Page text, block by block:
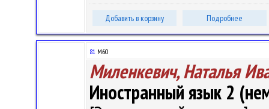
Добавить в корзину Подробнее
81 М60
Миленкевич, Наталья
Иностранный язык 2